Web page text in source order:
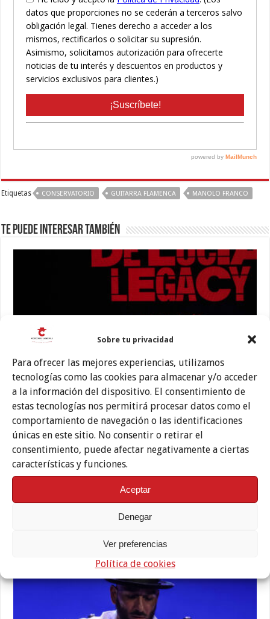
Sobre tu privacidad
Para ofrecer las mejores experiencias, utilizamos
tecnologías como las cookies para almacenar y/o acceder
a la información del dispositivo. El consentimiento de
estas tecnologías nos permitirá procesar datos como el
comportamiento de navegación o las identificaciones
únicas en este sitio. No consentir o retirar el
consentimiento, puede afectar negativamente a ciertas
características y funciones.
Aceptar
Denegar
Ver preferencias
Política de cookies
Etiquetas CONSERVATORIO GUITARRA FLAMENCA MANOLO FRANCO
Te puede interesar también
Descafeinado homenaje al legado de Paco de Lucía
11 julio, 2026